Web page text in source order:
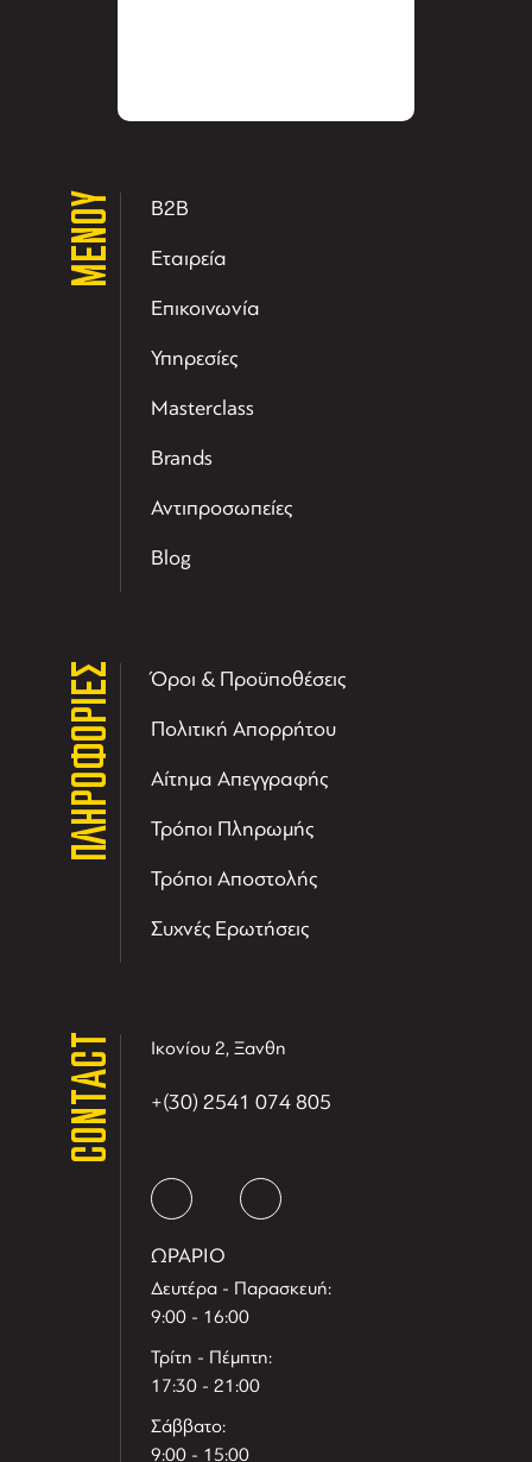
ΜΕΝΟΥ B2B
Εταιρεία
Επικοινωνία
Υπηρεσίες
Masterclass
Brands
Αντιπροσωπείες
Blog
ΠΛΗΡΟΦΟΡΙΕΣ Όροι & Προϋποθέσεις
Πολιτική Απορρήτου
Αίτημα Απεγγραφής
Τρόποι Πληρωμής
Τρόποι Αποστολής
Συχνές Ερωτήσεις
CONTACT Ικονίου 2, Ξανθη
+(30) 2541 074 805
ΩΡΑΡΙΟ
Δευτέρα - Παρασκευή:
9:00 - 16:00
Τρίτη - Πέμπτη:
17:30 - 21:00
Σάββατο:
9:00 - 15:00